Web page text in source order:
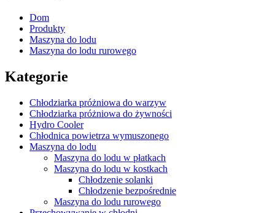
Dom
Produkty
Maszyna do lodu
Maszyna do lodu rurowego
Kategorie
Chłodziarka próżniowa do warzyw
Chłodziarka próżniowa do żywności
Hydro Cooler
Chłodnica powietrza wymuszonego
Maszyna do lodu
Maszyna do lodu w płatkach
Maszyna do lodu w kostkach
Chłodzenie solanki
Chłodzenie bezpośrednie
Maszyna do lodu rurowego